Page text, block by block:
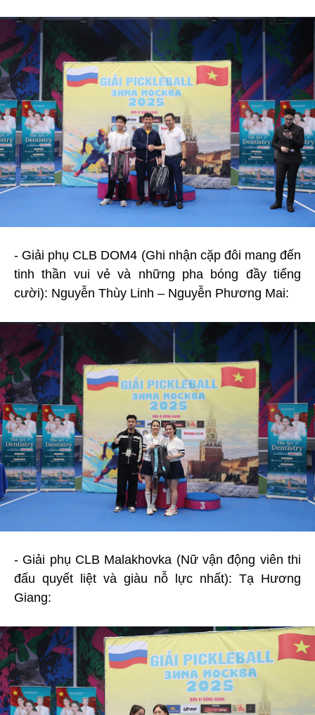
- Giải phụ CLB DOM4 (Ghi nhận cặp đôi mang đến
tinh thần vui vẻ và những pha bóng đầy tiếng
cười): Nguyễn Thùy Linh – Nguyễn Phương Mai:
- Giải phụ CLB Malakhovka (Nữ vận động viên thi
đấu quyết liệt và giàu nỗ lực nhất): Tạ Hương
Giang: